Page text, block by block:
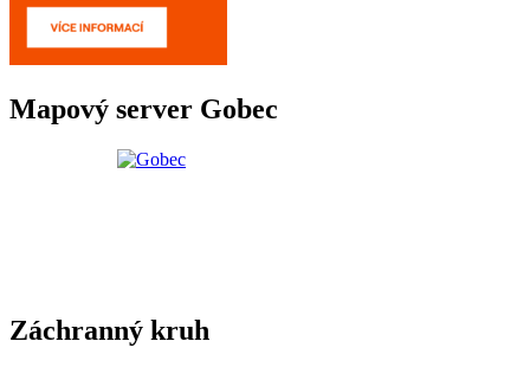
Mapový server Gobec
Záchranný kruh